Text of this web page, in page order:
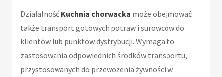
Działalność Kuchnia chorwacka może obejmować
także transport gotowych potraw i surowców do
klientów lub punktów dystrybucji. Wymaga to
zastosowania odpowiednich środków transportu,
przystosowanych do przewożenia żywności w